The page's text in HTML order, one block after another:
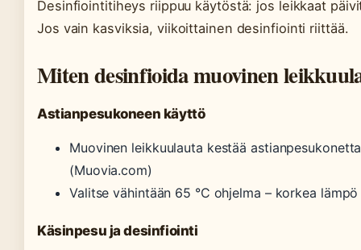
Desinfiointitiheys riippuu käytöstä: jos leikkaat
Jos vain kasviksia, viikoittainen desinfiointi riittää.
Miten desinfioida muovinen
Astianpesukoneen käyttö
Muovinen leikkuulauta kestää
(Muovia.com)
Valitse vähintään 65 °C ohjelma – korkea
Käsinpesu ja desinfiointi